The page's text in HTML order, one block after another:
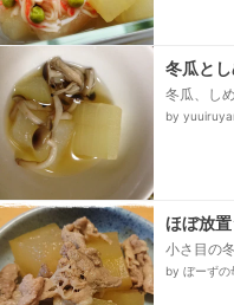
冬瓜と
冬瓜、し
by
ほぼ放
小さ目の
by ぼーずの